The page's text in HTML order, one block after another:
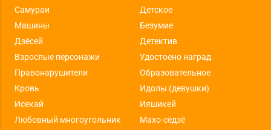
Самураи
Детское
Машины
Безумие
Дзёсей
Детектив
Взрослые персонажи
Удостоено наград
Правонарушители
Образовательное
Кровь
Идолы (девушки)
Исекай
Ияшикей
Любовный многоугольник
Махо-сёдзё